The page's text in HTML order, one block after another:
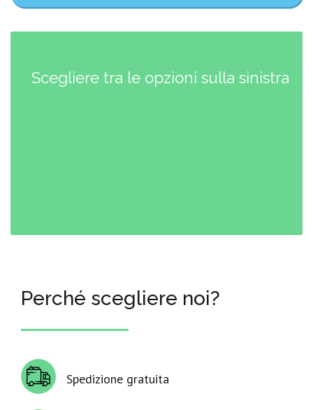
Scegliere tra le opzioni sulla sinistra
Perché scegliere noi?
Spedizione gratuita